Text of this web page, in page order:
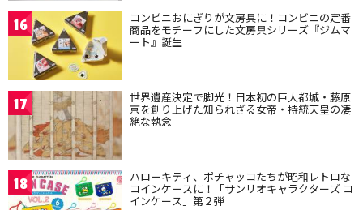
16 コンビニおにぎりが文房具に！コンビニの定番
商品をモチーフにした文房具シリーズ『ジムマ
ート』誕生
17 世界遺産決定で脚光！日本初の巨大都城・藤原
京を創り上げた知られざる女帝・持統天皇の凄
絶な執念
18 ハローキティ、ポチャッコたちが昭和レトロな
コインケースに！「サンリオキャラクターズ コ
インケース」第２弾